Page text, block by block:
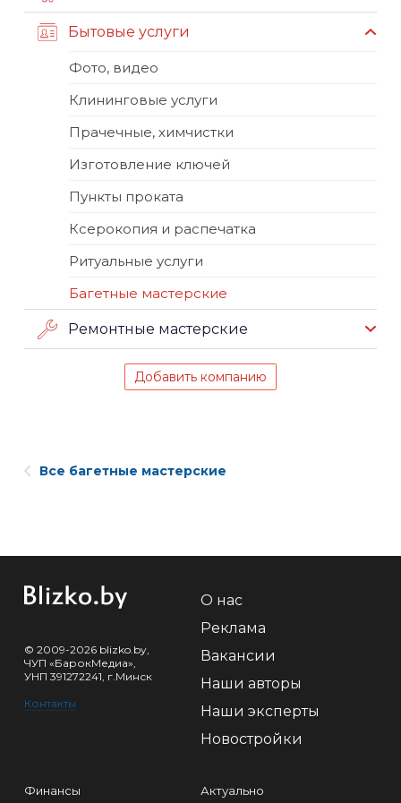
Бытовые услуги
Фото, видео
Клининговые услуги
Прачечные, химчистки
Изготовление ключей
Пункты проката
Ксерокопия и распечатка
Ритуальные услуги
Багетные мастерские
Ремонтные мастерские
Добавить компанию
Все багетные мастерские
© 2009-2026 blizko.by,
ЧУП «БарокМедиа»,
УНП 391272241, г.Минск
Контакты
О нас
Реклама
Вакансии
Наши авторы
Наши эксперты
Новостройки
Финансы Актуально